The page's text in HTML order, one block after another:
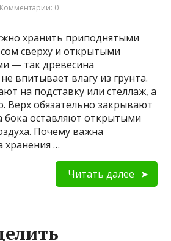
Комментарии: 0
хранить приподнятыми
сверху и открытыми
— так древесина
впитывает влагу из грунта.
на подставку или стеллаж, а
Верх обязательно закрывают
бока оставляют открытыми
Почему важна
хранения …
Читать далее